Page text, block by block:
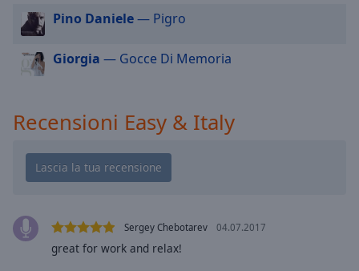
window.
Text
Color
Opacity
Background
Pino Daniele— Pigro
Giorgia — Gocce Di Memoria
Recensioni Easy & Italy
Sergey Chebotarev 04.07.2017
great for work and relax!